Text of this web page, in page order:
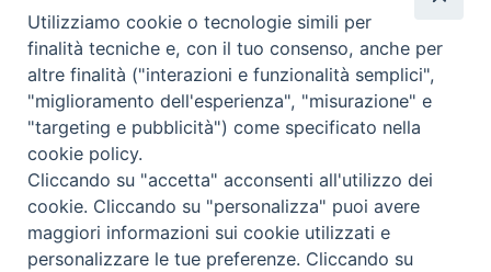
Scrivici
Copyright © 2019 - Tutti i diritti riservati - Vita
Trentina Editrice
Privacy Policy
Utilizziamo cookie o tecnologie simili per
finalità tecniche e, con il tuo consenso, anche per
altre finalità ("interazioni e funzionalità semplici",
"miglioramento dell'esperienza", "misurazione" e
"targeting e pubblicità") come specificato nella
cookie policy.
Cliccando su "accetta" acconsenti all'utilizzo dei
cookie. Cliccando su "personalizza" puoi avere
maggiori informazioni sui cookie utilizzati e
personalizzare le tue preferenze. Cliccando su